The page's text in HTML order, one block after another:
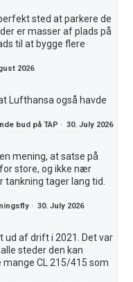
sted at parkere de
er masser af plads på
til at bygge flere
2026
Lufthansa også havde
bud på TAP ·30. July 2026
mening, at satse på
store, og ikke nær
tager lang tid.
·30. July 2026
ud af drift i 2021. Det var
steder den kan
CL 215/415 som